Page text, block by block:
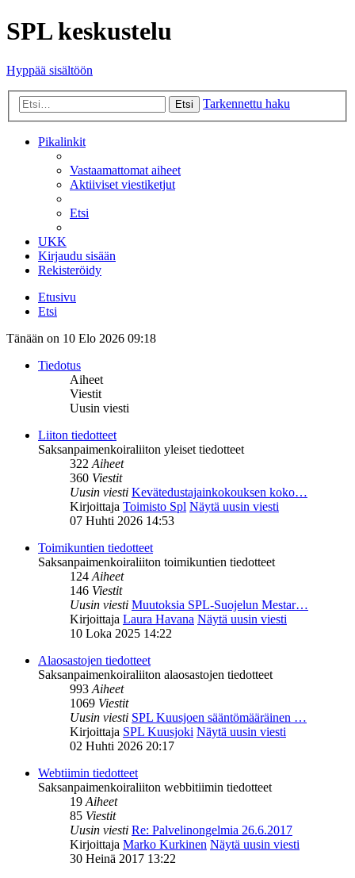
SPL keskustelu
Hyppää sisältöön
Etsi Tarkennettu haku
Pikalinkit
Vastaamattomat aiheet
Aktiiviset viestiketjut
Etsi
UKK
Kirjaudu sisään
Rekisteröidy
Etusivu
Etsi
Tänään on 10 Elo 2026 09:18
Tiedotus
Aiheet
Viestit
Uusin viesti
Liiton tiedotteet
Saksanpaimenkoiraliiton yleiset tiedotteet
322Aiheet
360 Viestit
Uusin viesti Kevätedustajainkokouksen koko…
Kirjoittaja Toimisto Spl Näytä uusin viesti
07 Huhti 2026 14:53
Toimikuntien tiedotteet
Saksanpaimenkoiraliiton toimikuntien tiedotteet
124Aiheet
146 Viestit
Uusin viesti Muutoksia SPL-Suojelun Mestar…
Kirjoittaja Laura Havana Näytä uusin viesti
10 Loka 2025 14:22
Alaosastojen tiedotteet
Saksanpaimenkoiraliiton alaosastojen tiedotteet
993Aiheet
1069 Viestit
Uusin viesti SPL Kuusjoen sääntömääräinen …
Kirjoittaja SPL Kuusjoki Näytä uusin viesti
02 Huhti 2026 20:17
Webtiimin tiedotteet
Saksanpaimenkoiraliiton webbitiimin tiedotteet
19Aiheet
85 Viestit
Uusin viesti Re: Palvelinongelmia 26.6.2017
Kirjoittaja Marko Kurkinen Näytä uusin viesti
30 Heinä 2017 13:22